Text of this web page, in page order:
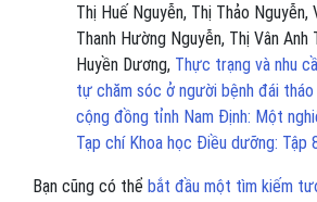
Thị Huế Nguyễn, Thị Thảo Nguyễn,
Thanh Hường Nguyễn, Thị Vân Anh
Huyền Dương, Thực trạng và nhu
tự chăm sóc ở người bệnh đái
cộng đồng tỉnh Nam Định: Một
Tạp chí Khoa học Điều dưỡng: Tập
Bạn cũng có thể bắt đầu một tìm kiếm